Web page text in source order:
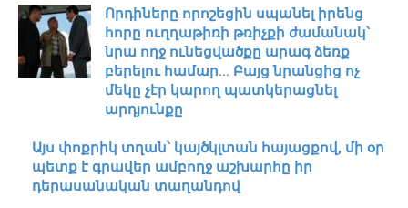
Որդիները որոշեցին սպանել իրենց
հորը ուղղաթիռի թռիչքի ժամանակ՝
նրա ողջ ունեցվածքը արագ ձեռք
բերելու համար… Բայց նրանցից ոչ
մեկը չէր կարող պատկերացնել
արդյունքը
Այս փոքրիկ տղան՝ կայծկլտան հայացքով, մի օր
պետք է գրավեր ամբողջ աշխարհը իր
դերասանական տաղանդով